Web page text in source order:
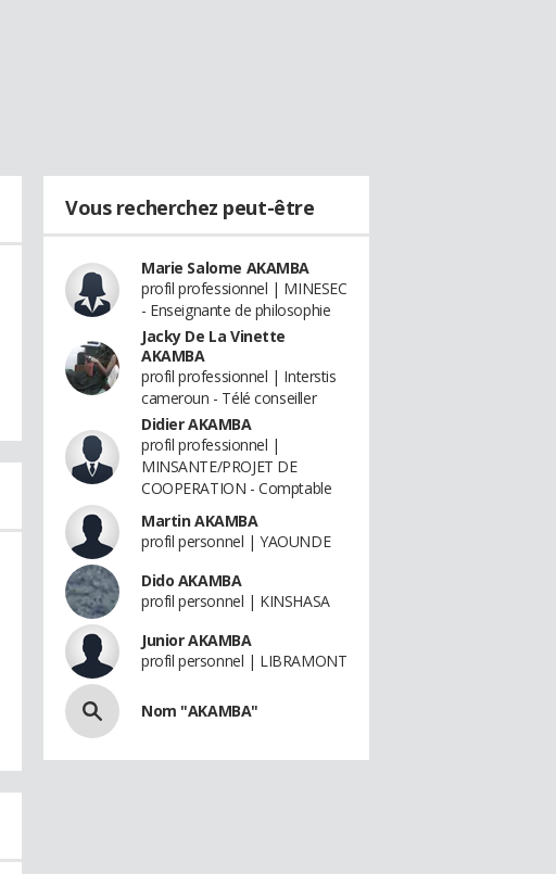
Vous recherchez peut-être
Marie Salome AKAMBA
profil professionnel | MINESEC
- Enseignante de philosophie
Jacky De La Vinette
AKAMBA
profil professionnel | Interstis
cameroun - Télé conseiller
Didier AKAMBA
profil professionnel |
MINSANTE/PROJET DE
COOPERATION - Comptable
Martin AKAMBA
profil personnel | YAOUNDE
Dido AKAMBA
profil personnel | KINSHASA
Junior AKAMBA
profil personnel | LIBRAMONT
Nom "AKAMBA"